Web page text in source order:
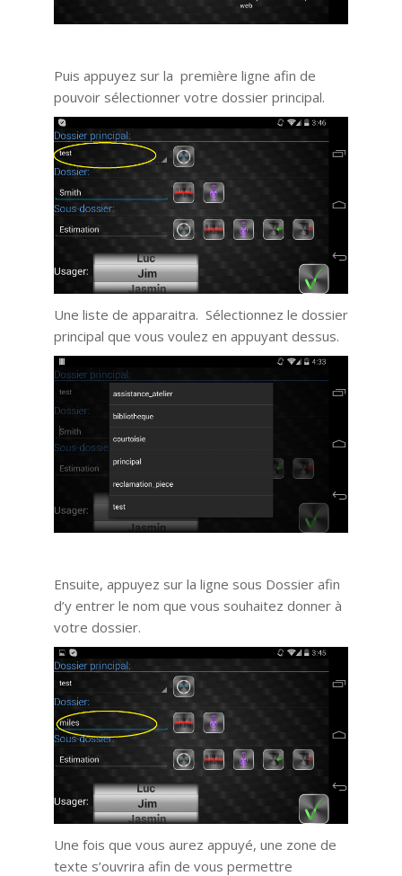
Puis appuyez sur la première ligne afin de
pouvoir sélectionner votre dossier principal.
Une liste de apparaitra. Sélectionnez le dossier
principal que vous voulez en appuyant dessus.
Ensuite, appuyez sur la ligne sous Dossier afin
d’y entrer le nom que vous souhaitez donner à
votre dossier.
Une fois que vous aurez appuyé, une zone de
texte s’ouvrira afin de vous permettre